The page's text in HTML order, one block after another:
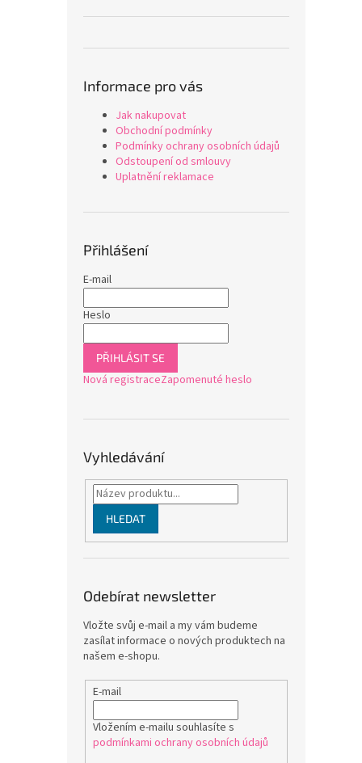
Informace pro vás
Jak nakupovat
Obchodní podmínky
Podmínky ochrany osobních údajů
Odstoupení od smlouvy
Uplatnění reklamace
Přihlášení
E-mail
Heslo
PŘIHLÁSIT SE
Nová registraceZapomenuté heslo
Vyhledávání
HLEDAT
Odebírat newsletter
Vložte svůj e-mail a my vám budeme
zasílat informace o nových produktech na
našem e-shopu.
E-mail
Vložením e-mailu souhlasíte s
podmínkami ochrany osobních údajů